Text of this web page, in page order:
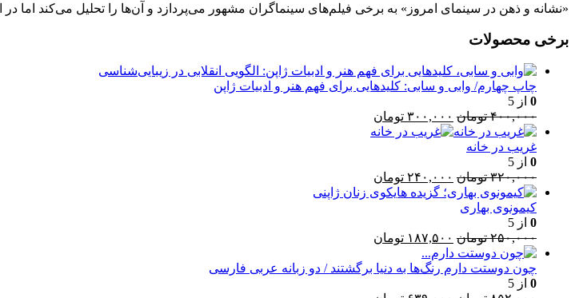
«نشانه و ذهن در سینمای امروز» به برخی فیلم‌های سینماگران مشهور می‌پردازد و آن‌ها را تحلیل می‌کند اما در
برخی محصولات
چاپ چهارم/ وابی و سابی: کلیدهایی برای فهم هنر و ادبیات ژاپن
0 از 5
۴۰۰,۰۰۰ تومان قیمت
اصلی:
۳۰۰,۰۰۰ تومان
فعلی:
غریب در خانه
0 از 5
۳۲۰,۰۰۰ تومان قیمت
اصلی:
۲۴۰,۰۰۰ تومان
فعلی:
کیمونوی بهاری
0 از 5
۲۵۰,۰۰۰ تومان قیمت
اصلی:
۲۵۰,۰۰۰ تومان
۱۸۷,۵۰۰ تومان
۱۸۷,۵۰۰ تومان.
چون دوستت دارم رنگ‌ها به دنیا برگشتند / دو زبانه عربی فارسی
0 از 5